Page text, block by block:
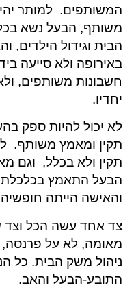
המשותפים. למותר
משותף, הבעל נשא
הבית וגידול הילדים,
באירופה ולא סייעה
חשבונות משותפים,
יחדיו.
לא יכול להיות ספק
תקין ומאמץ משותף.
תקין ולא בכלל, וגם
הבעל התאמץ בכלכלת
והאישה הייתה
צד אחד עשה הכל וצד
מאומה, לא על פרנסה,
ניהול משק הבית. כל
התובע-הבעל והאב.